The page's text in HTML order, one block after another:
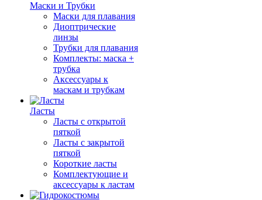
Маски и Трубки
Маски для плавания
Диоптрические
линзы
Трубки для плавания
Комплекты: маска +
трубка
Аксессуары к
маскам и трубкам
Ласты
Ласты с открытой
пяткой
Ласты с закрытой
пяткой
Короткие ласты
Комплектующие и
аксессуары к ластам